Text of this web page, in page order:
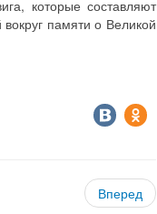
которые составляют
памяти о Великой
Вперед